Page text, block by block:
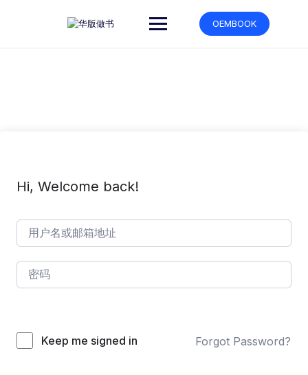
OEMBOOK
Hi, Welcome back!
Keep me signed in Forgot Password?